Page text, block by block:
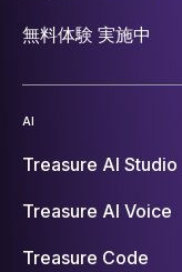
無料体験 実施中
AI
Treasure AI Studio
Treasure AI Voice
Treasure Code